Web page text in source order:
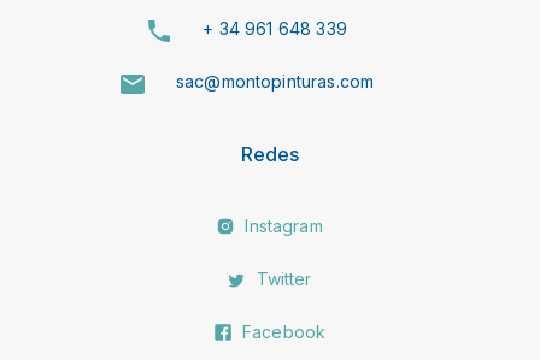
+ 34 961 648 339
sac@montopinturas.com
Redes
Instagram
Twitter
Facebook